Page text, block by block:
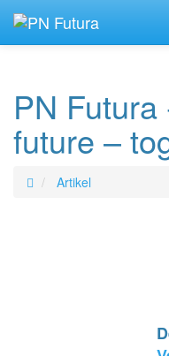
PN
future –
Artikel